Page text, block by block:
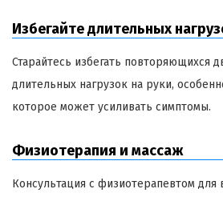
Избегайте длительных
Старайтесь избегать повторяющихся
длительных нагрузок на руки,
которое может усиливать симптомы.
Физиотерапия и массаж
Консультация с физиотерапевтом для